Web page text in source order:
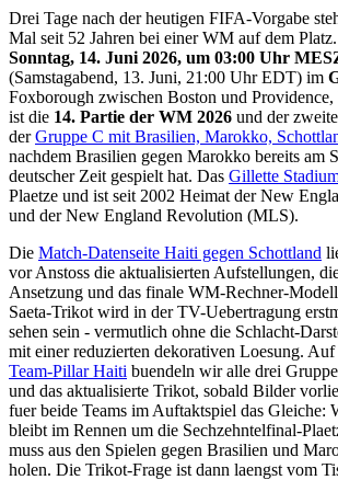
Drei Tage nach der heutigen FIFA-Vorgabe
Mal seit 52 Jahren bei einer WM auf dem
Sonntag, 14. Juni 2026, um 03:00 Uhr
(Samstagabend, 13. Juni, 21:00 Uhr EDT) im
Foxborough zwischen Boston und Providence,
ist die 14. Partie der WM 2026 und der
derGruppe C mit Brasilien, Marokko,
nachdem Brasilien gegen Marokko bereits am
deutscher Zeit gespielt hat. Das Gillette
Plaetze und ist seit 2002 Heimat der New
und der New England Revolution (MLS).
Die Match-Datenseite Haiti gegen Schottland
vor Anstoss die aktualisierten Aufstellungen,
Ansetzung und das finale WM-Rechner-
Saeta-Trikot wird in der TV-Uebertragung
sehen sein - vermutlich ohne die Schlacht-
mit einer reduzierten dekorativen Loesung. Auf
Team-Pillar Haiti buendeln wir alle drei
und das aktualisierte Trikot, sobald Bilder
fuer beide Teams im Auftaktspiel das Gleiche:
bleibt im Rennen um die Sechzehntelfinal-
muss aus den Spielen gegen Brasilien und
holen. Die Trikot-Frage ist dann laengst vom